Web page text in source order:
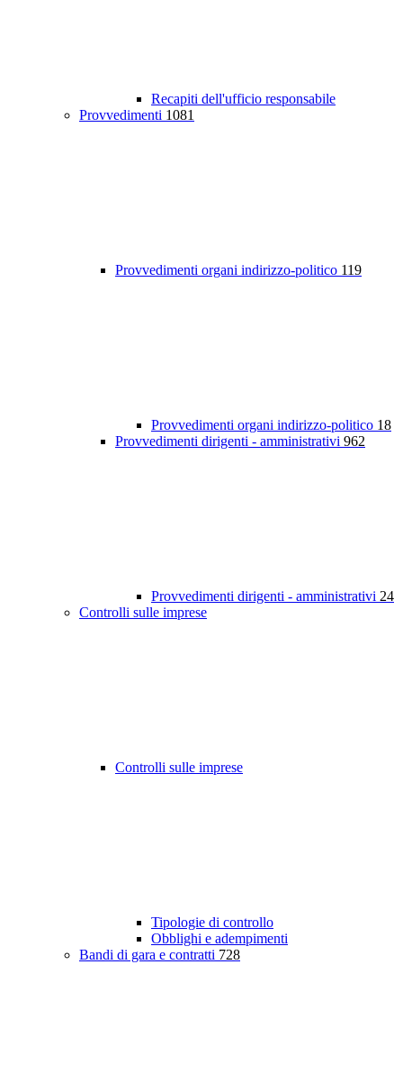
Recapiti dell'ufficio responsabile
Provvedimenti 1081
Provvedimenti organi indirizzo-politico 119
Provvedimenti organi indirizzo-politico 18
Provvedimenti dirigenti - amministrativi 962
Provvedimenti dirigenti - amministrativi 24
Controlli sulle imprese
Controlli sulle imprese
Tipologie di controllo
Obblighi e adempimenti
Bandi di gara e contratti 728